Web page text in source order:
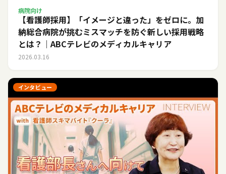
病院向け
【看護師採用】「イメージと違った」をゼロに。加
納総合病院が挑むミスマッチを防ぐ新しい採用戦略
とは？｜ABCテレビのメディカルキャリア
2026.03.16
インタビュー